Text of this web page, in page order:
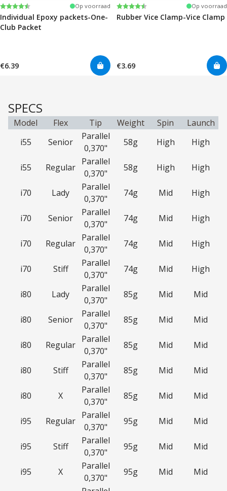
Beoordeling:
4.6 uit 5 sterren Op voorraad
Individual Epoxy packets-One-
Club Packet
€6.39
Beoordeling:
4.6 uit 5 sterren Op voorraad
Rubber Vice Clamp-Vice Clamp
€3.69
SPECS
Model Flex Tip Weight Spin
Launch
i55
Senior
Parallel
0,370"
58g High High
i55 Regular
Parallel
0,370"
58g High High
i70 Lady
Parallel
0,370"
74g Mid High
i70 Senior
Parallel
0,370"
74g Mid High
i70 Regular
Parallel
0,370"
74g Mid High
i70 Stiff
Parallel
0,370"
74g Mid High
i80 Lady
Parallel
0,370"
85g Mid Mid
i80 Senior
Parallel
0,370"
85g Mid Mid
i80 Regular
Parallel
0,370"
85g Mid Mid
i80 Stiff
Parallel
0,370"
85g Mid Mid
i80 X
Parallel
0,370"
85g Mid Mid
i95 Regular
Parallel
0,370"
95g Mid Mid
i95 Stiff
Parallel
0,370"
95g Mid Mid
i95 X
Parallel
0,370"
95g Mid
Mid